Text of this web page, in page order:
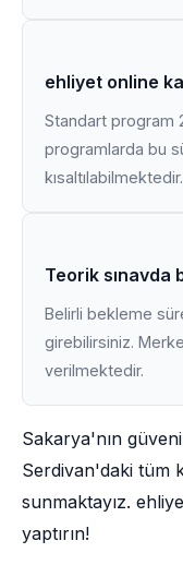
ehliyet online
Standart program
programlarda bu
kısaltılabilmektedir.
Teorik sınavda
Belirli bekleme
girebilirsiniz.
verilmektedir.
Sakarya'nın
Serdivan'daki tüm
sunmaktayız.
yaptırın!